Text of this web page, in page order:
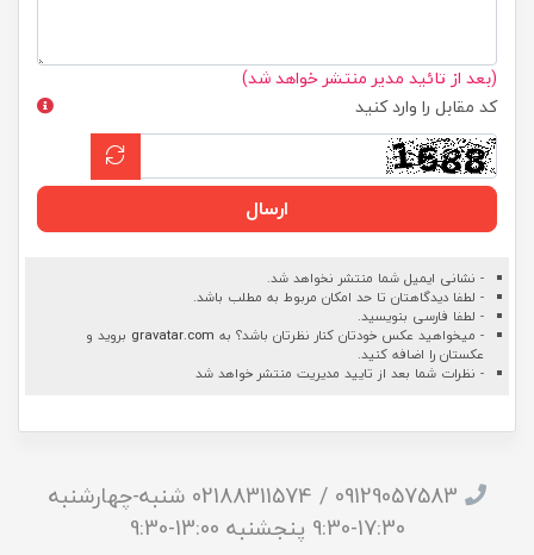
(بعد از تائید مدیر منتشر خواهد شد)
کد مقابل را وارد کنید
ارسال
- نشانی ایمیل شما منتشر نخواهد شد.
- لطفا دیدگاهتان تا حد امکان مربوط به مطلب باشد.
- لطفا فارسی بنویسید.
- میخواهید عکس خودتان کنار نظرتان باشد؟ به gravatar.com بروید و
عکستان را اضافه کنید.
- نظرات شما بعد از تایید مدیریت منتشر خواهد شد
09129057583 / 02188311574 شنبه-چهارشنبه
17:30-9:30 پنجشنبه 13:00-9:30